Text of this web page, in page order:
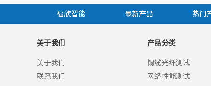
福欣智能 最新产品 热门
关于我们
关于我们
联系我们
产品分类
铜缆光纤测试
网络性能测试